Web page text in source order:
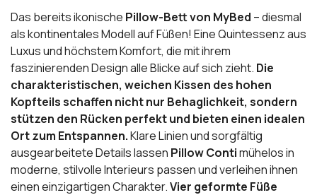
Das bereits ikonische Pillow-Bett von MyBed – diesmal
als kontinentales Modell auf Füßen! Eine Quintessenz aus
Luxus und höchstem Komfort, die mit ihrem
faszinierenden Design alle Blicke auf sich zieht. Die
charakteristischen, weichen Kissen des hohen
Kopfteils schaffen nicht nur Behaglichkeit, sondern
stützen den Rücken perfekt und bieten einen idealen
Ort zum Entspannen.Klare Linien und sorgfältig
ausgearbeitete Details lassen Pillow Contimühelos in
moderne, stilvolle Interieurs passen und verleihen ihnen
einen einzigartigen Charakter.Vier geformte Füße